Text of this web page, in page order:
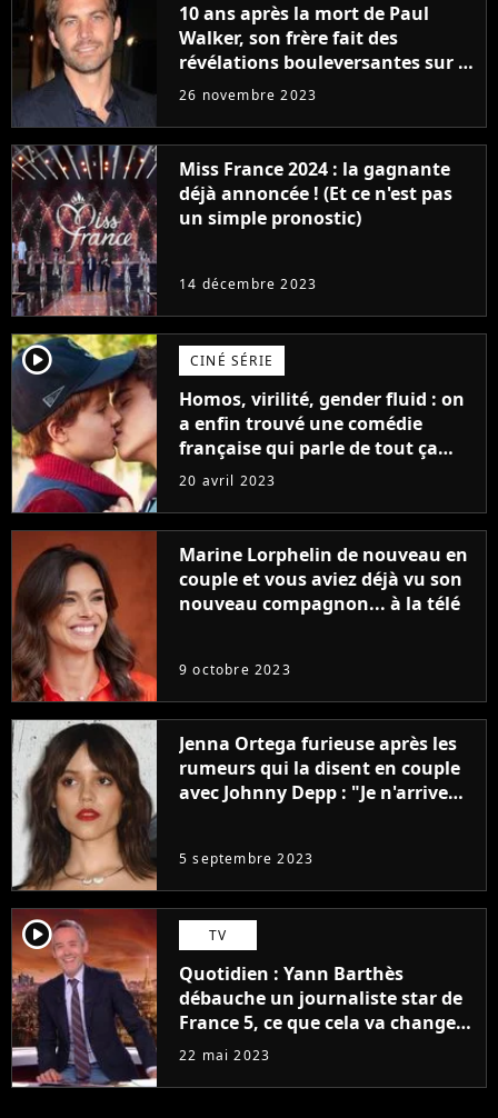
10 ans après la mort de Paul
Walker, son frère fait des
révélations bouleversantes sur la
réaction des acteurs de Fast and
26 novembre 2023
Miss France 2024 : la gagnante
déjà annoncée ! (Et ce n'est pas
un simple pronostic)
14 décembre 2023
player2 CINÉ SÉRIE
Homos, virilité, gender fluid : on
a enfin trouvé une comédie
française qui parle de tout ça
sans être super ringarde
20 avril 2023
Marine Lorphelin de nouveau en
couple et vous aviez déjà vu son
nouveau compagnon... à la télé
9 octobre 2023
Jenna Ortega furieuse après les
rumeurs qui la disent en couple
avec Johnny Depp : "Je n'arrive
5 septembre 2023
player2 TV
Quotidien : Yann Barthès
débauche un journaliste star de
France 5, ce que cela va changer
à la rentrée
22 mai 2023